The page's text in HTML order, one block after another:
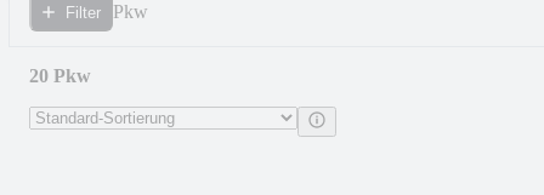
Filter Pkw
20 Pkw